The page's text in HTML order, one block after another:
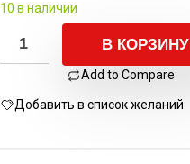
10 в наличии
В КОРЗИНУ
Add to Compare
Добавить в список желаний